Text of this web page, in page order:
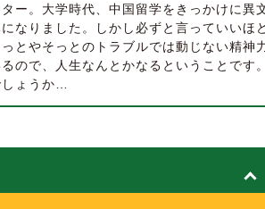
ー。大学時代、中国留学をきっかけに異
なりました。しかし必ずと言っていいほ
とやそっとのトラブルでは動じない精神
ので、人生なんとかなるということです。
ょうか…